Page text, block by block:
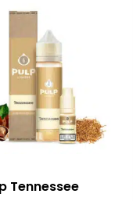
Tennessee